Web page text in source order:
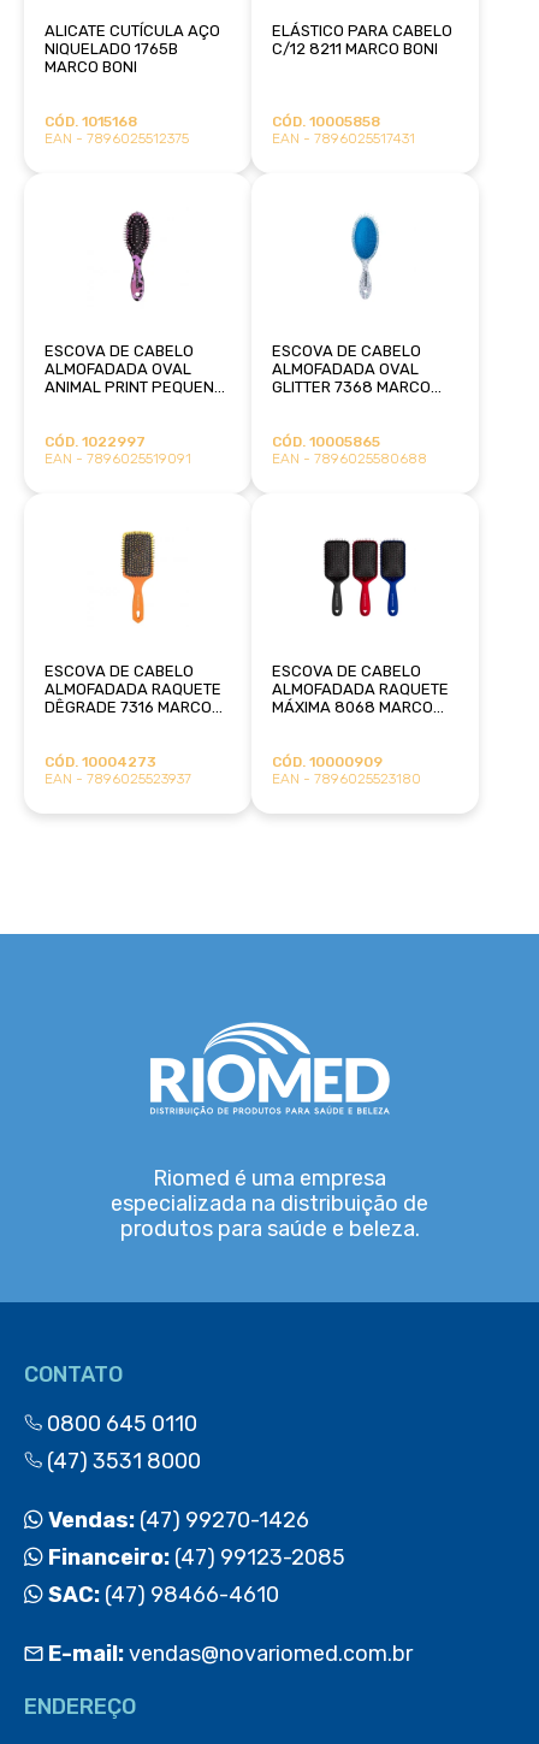
ALICATE CUTÍCULA AÇO
NIQUELADO 1765B
MARCO BONI
CÓD. 1015168
EAN - 7896025512375
ELÁSTICO PARA CABELO
C/12 8211 MARCO BONI
CÓD. 10005858
EAN - 7896025517431
ESCOVA DE CABELO
ALMOFADADA OVAL
ANIMAL PRINT PEQUENA
CÓD. 1022997
EAN - 7896025519091
ESCOVA DE CABELO
ALMOFADADA OVAL
GLITTER 7368 MARCO
CÓD. 10005865
EAN - 7896025580688
ESCOVA DE CABELO
ALMOFADADA RAQUETE
DÊGRADE 7316 MARCO
CÓD. 10004273
EAN - 7896025523937
ESCOVA DE CABELO
ALMOFADADA RAQUETE
MÁXIMA 8068 MARCO
CÓD. 10000909
EAN - 7896025523180
Riomed é uma empresa
especializada na distribuição de
produtos para saúde e beleza.
CONTATO
0800 645 0110
(47) 3531 8000
Vendas: (47) 99270-1426
Financeiro: (47) 99123-2085
SAC: (47) 98466-4610
E-mail:vendas@novariomed.com.br
ENDEREÇO